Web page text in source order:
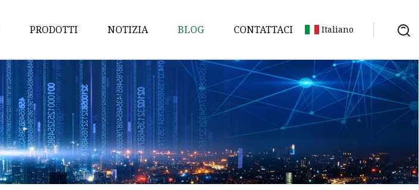
PRODOTTI
Pompa dell'acqua
Albero a camme
Pompa dell'olio
Pompa di benzina
Albero a gomiti
Candele di accensione
NOTIZIA BLOG CONTATTACI Italiano